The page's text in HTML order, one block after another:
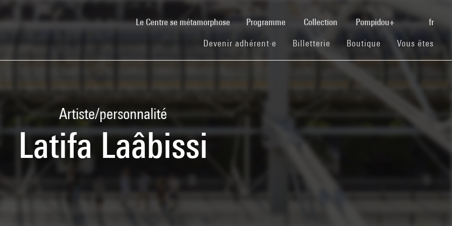
Le Centre se métamorphose(current)Programme Collection Pompidou+ fr
Devenir adhérent·e (current)
Billetterie (current)
Boutique (current)
Vous êtes
Artiste/personnalité
Latifa Laâbissi